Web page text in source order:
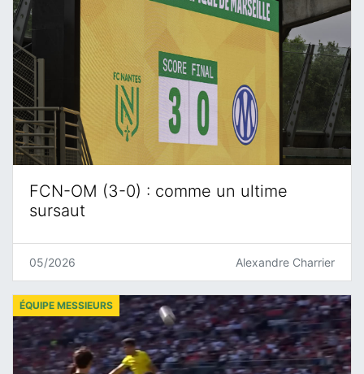
FCN-OM (3-0) : comme un ultime
sursaut
05/2026 Alexandre Charrier
ÉQUIPE MESSIEURS